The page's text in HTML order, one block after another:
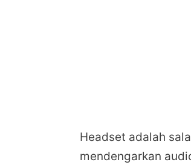
Headset adalah
mendengarkan